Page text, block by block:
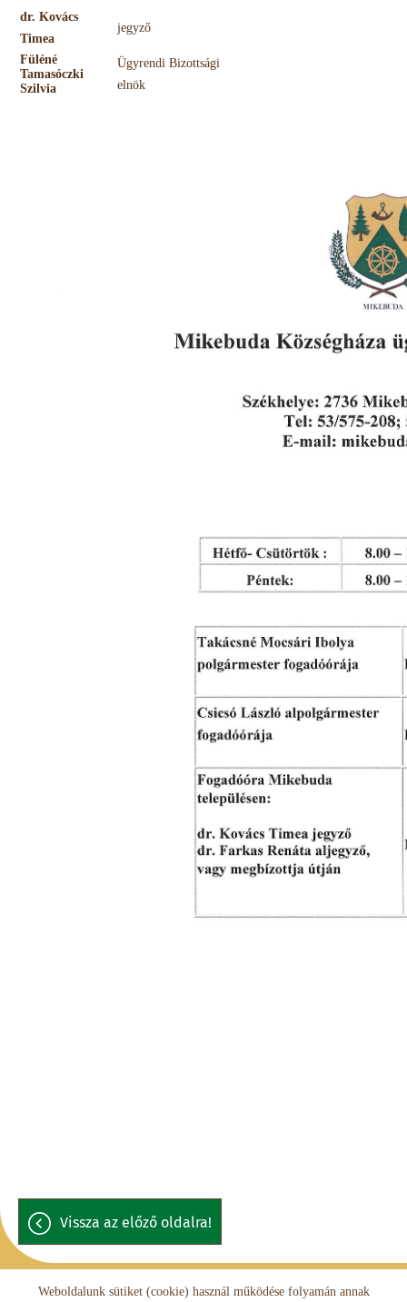
dr. Kovács
Timea
jegyző
Füléné
Tamasóczki
Szilvia
Ügyrendi Bizottsági
elnök
vissza az előző oldalra!
Weboldalunk sütiket (cookie) használ működése folyamán annak